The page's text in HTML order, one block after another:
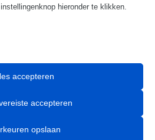
Email
hieronder te klikken.
bieden basisfunctionaliteit en zijn
geen toestemming van de gebruiker
accepteren
accepteren
opslaan